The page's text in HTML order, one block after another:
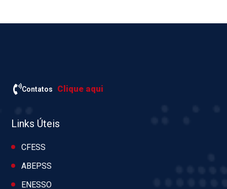
Contatos Clique aqui
Links Úteis
CFESS
ABEPSS
ENESSO